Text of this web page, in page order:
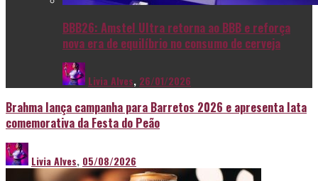
BBB26: Amstel Ultra retorna ao BBB e reforça
nova era de equilíbrio no consumo de cerveja
Livia Alves, 26/01/2026
Brahma lança campanha para Barretos 2026 e apresenta lata
comemorativa da Festa do Peão
Livia Alves, 05/08/2026